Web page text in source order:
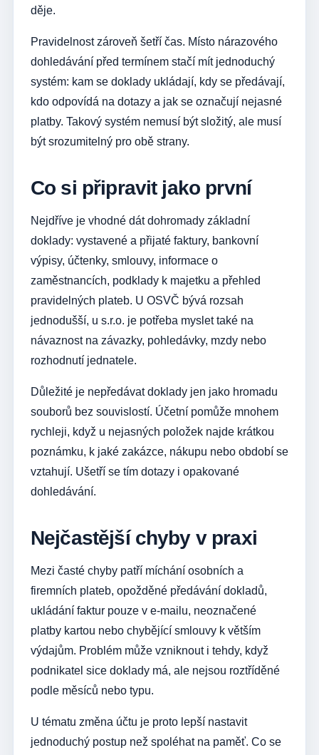
děje.
Pravidelnost zároveň šetří čas. Místo nárazového
dohledávání před termínem stačí mít jednoduchý
systém: kam se doklady ukládají, kdy se předávají,
kdo odpovídá na dotazy a jak se označují nejasné
platby. Takový systém nemusí být složitý, ale musí
být srozumitelný pro obě strany.
Co si připravit jako první
Nejdříve je vhodné dát dohromady základní
doklady: vystavené a přijaté faktury, bankovní
výpisy, účtenky, smlouvy, informace o
zaměstnancích, podklady k majetku a přehled
pravidelných plateb. U OSVČ bývá rozsah
jednodušší, u s.r.o. je potřeba myslet také na
návaznost na závazky, pohledávky, mzdy nebo
rozhodnutí jednatele.
Důležité je nepředávat doklady jen jako hromadu
souborů bez souvislostí. Účetní pomůže mnohem
rychleji, když u nejasných položek najde krátkou
poznámku, k jaké zakázce, nákupu nebo období se
vztahují. Ušetří se tím dotazy i opakované
dohledávání.
Nejčastější chyby v praxi
Mezi časté chyby patří míchání osobních a
firemních plateb, opožděné předávání dokladů,
ukládání faktur pouze v e-mailu, neoznačené
platby kartou nebo chybějící smlouvy k větším
výdajům. Problém může vzniknout i tehdy, když
podnikatel sice doklady má, ale nejsou roztříděné
podle měsíců nebo typu.
U tématu změna účtu je proto lepší nastavit
jednoduchý postup než spoléhat na paměť. Co se